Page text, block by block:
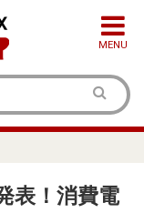
MENU
表！消費電